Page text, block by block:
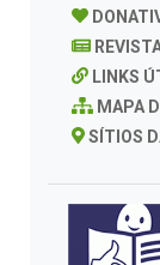
LINKS
MAPA
SÍTIOS